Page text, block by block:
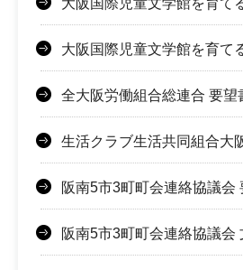
大阪国際児童文学館を育て
全大阪労働組合総連合 要望
生活クラブ生活共同組合大
阪南5市3町町会連絡協議会
阪南5市3町町会連絡協議会